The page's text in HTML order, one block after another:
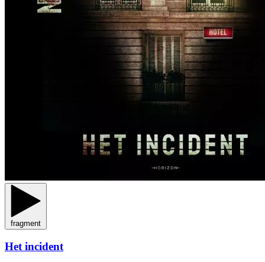
fragment
Het incident